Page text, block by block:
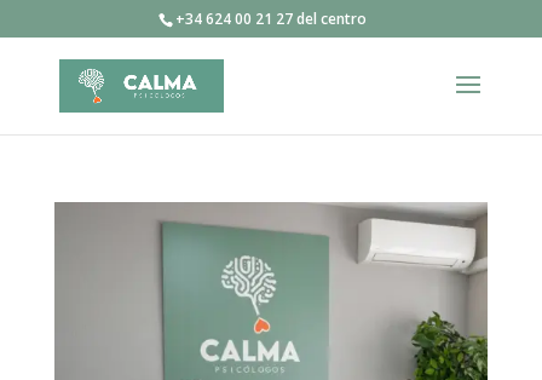
+34 624 00 21 27 del centro